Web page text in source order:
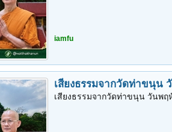
iamfu
เสียงธรรมจากวัดท่าขนุ
เสียงธรรมจากวัดท่าขนุน วันพ